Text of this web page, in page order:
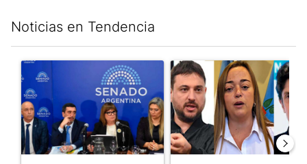
Noticias en Tendencia
Un artículo de tendencia con el título "Ley de Tierras: ante el
Un artículo de tendencia con